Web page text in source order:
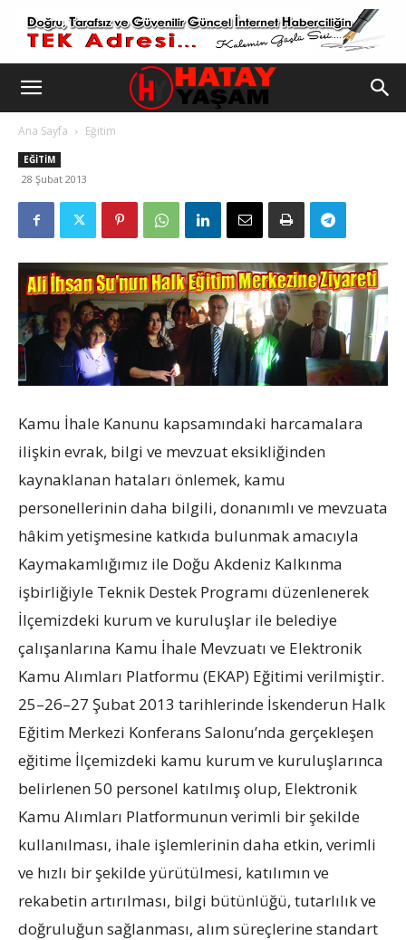
Ana Sayfa Eğitim
EĞITIM
28 Şubat 2013
Kamu İhale Kanunu kapsamındaki harcamalara
ilişkin evrak, bilgi ve mevzuat eksikliğinden
kaynaklanan hataları önlemek, kamu
personellerinin daha bilgili, donanımlı ve mevzuata
hâkim yetişmesine katkıda bulunmak amacıyla
Kaymakamlığımız ile Doğu Akdeniz Kalkınma
işbirliğiyle Teknik Destek Programı düzenlenerek
İlçemizdeki kurum ve kuruluşlar ile belediye
çalışanlarına Kamu İhale Mevzuatı ve Elektronik
Kamu Alımları Platformu (EKAP) Eğitimi verilmiştir.
25–26–27 Şubat 2013 tarihlerinde İskenderun Halk
Eğitim Merkezi Konferans Salonu’nda gerçekleşen
eğitime İlçemizdeki kamu kurum ve kuruluşlarınca
belirlenen 50 personel katılmış olup, Elektronik
Kamu Alımları Platformunun verimli bir şekilde
kullanılması, ihale işlemlerinin daha etkin, verimli
ve hızlı bir şekilde yürütülmesi, katılımın ve
rekabetin artırılması, bilgi bütünlüğü, tutarlılık ve
doğruluğun sağlanması, alım süreçlerine standart